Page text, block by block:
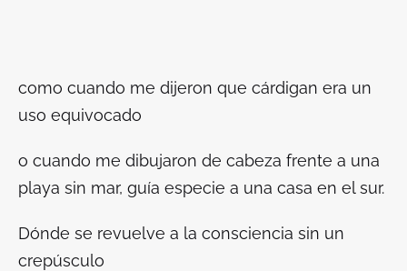
como cuando me dijeron que cárdigan era un
uso equivocado
o cuando me dibujaron de cabeza frente a una
playa sin mar, guía especie a una casa en el sur.
Dónde se revuelve a la consciencia sin un
crepúsculo